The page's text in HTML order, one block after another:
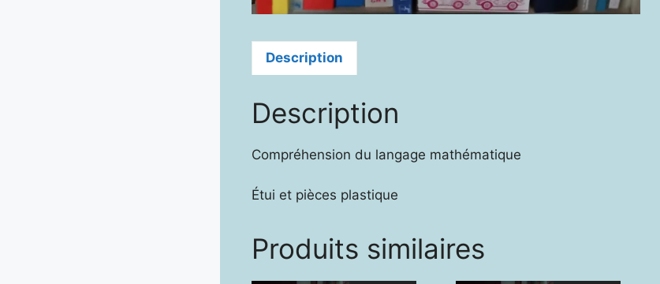
Description
Description
Compréhension du langage mathématique
Étui et pièces plastique
Produits similaires